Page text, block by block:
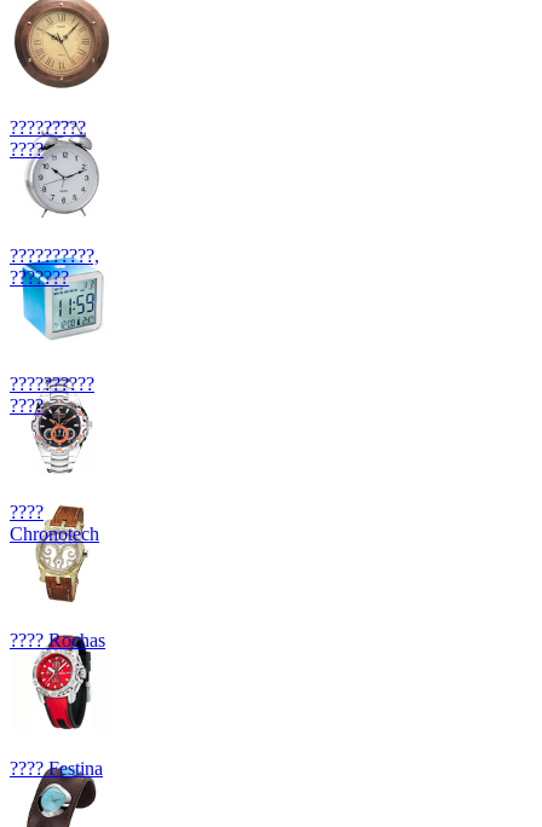
?????????
????
??????????,
???????
??????????
????
????
Chronotech
???? Rochas
???? Festina